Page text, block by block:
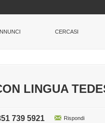
CERCASI
LINGUA
739 5921 Rispondi